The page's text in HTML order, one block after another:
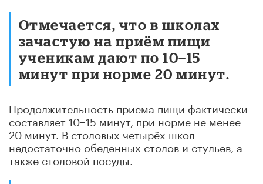
Отмечается, что в школах
зачастую на приём пищи
ученикам дают по 10−15
минут при норме 20 минут.
Продолжительность приема пищи фактически
составляет 10−15 минут, при норме не менее
20 минут. В столовых четырёх школ
недостаточно обеденных столов и стульев, а
также столовой посуды.